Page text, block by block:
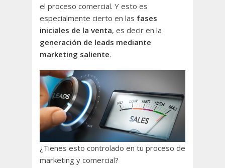
el proceso comercial. Y esto es
especialmente cierto en las fases
iniciales de la venta, es decir en la
generación de leads mediante
marketing saliente.
¿Tienes esto controlado en tu proceso de
marketing y comercial?